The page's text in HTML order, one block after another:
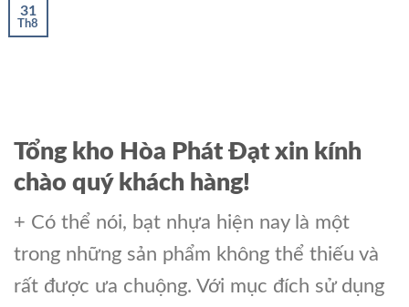
31
Th8
Tổng kho Hòa Phát Đạt xin kính
chào quý khách hàng!
+ Có thể nói, bạt nhựa hiện nay là một
trong những sản phẩm không thể thiếu và
rất được ưa chuộng. Với mục đích sử dụng